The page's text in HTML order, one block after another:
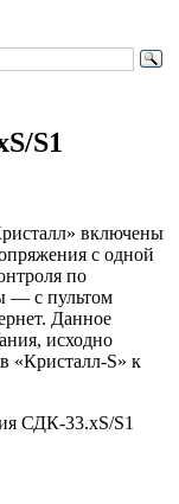
S1
включены
с одной
по
— с пультом
Данное
исходно
«Кристалл-S» к
СДК-33.хS/S1